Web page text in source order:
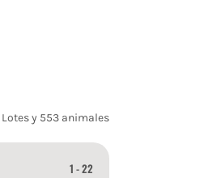
y 553 animales
1 - 22